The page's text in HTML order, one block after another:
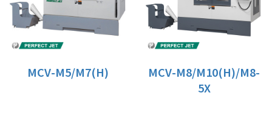
MCV-M5/M7(H)
MCV-M8/M10(H)/M8-
5X